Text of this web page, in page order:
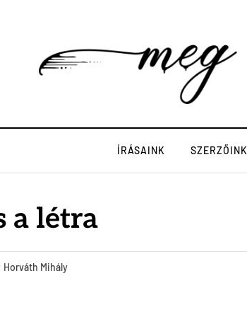
ÍRÁSAINK SZERZŐINK
a létra
Horváth Mihály